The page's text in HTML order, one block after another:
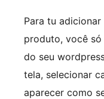
Para tu
produto, você
do seu
tela, selecionar
aparecer como